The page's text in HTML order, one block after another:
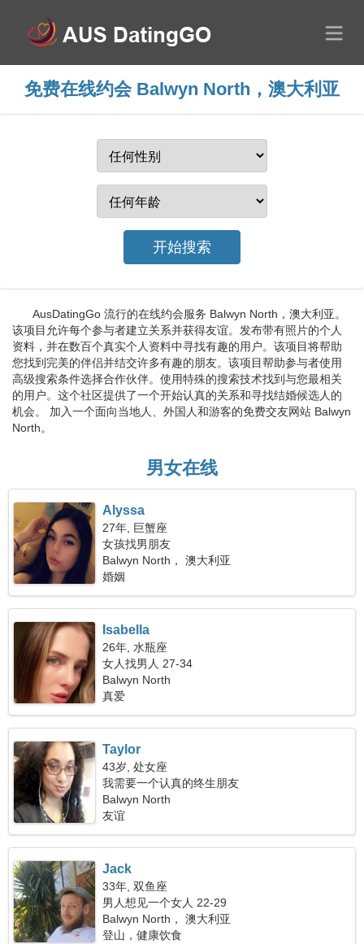
免费在线约会 Balwyn North，澳大利亚
AusDatingGo 流行的在线约会服务 Balwyn North，澳大利亚。
该项目允许每个参与者建立关系并获得友谊。发布带有照片的个人
资料，并在数百个真实个人资料中寻找有趣的用户。该项目将帮助
您找到完美的伴侣并结交许多有趣的朋友。该项目帮助参与者使用
高级搜索条件选择合作伙伴。使用特殊的搜索技术找到与您最相关
的用户。这个社区提供了一个开始认真的关系和寻找结婚候选人的
机会。 加入一个面向当地人、外国人和游客的免费交友网站 Balwyn
North。
男女在线
Alyssa
27年, 巨蟹座
女孩找男朋友
Balwyn North， 澳大利亚
婚姻
Isabella
26年, 水瓶座
女人找男人 27-34
Balwyn North
真爱
Taylor
43岁, 处女座
我需要一个认真的终生朋友
Balwyn North
友谊
Jack
33年, 双鱼座
男人想见一个女人 22-29
Balwyn North， 澳大利亚
登山，健康饮食